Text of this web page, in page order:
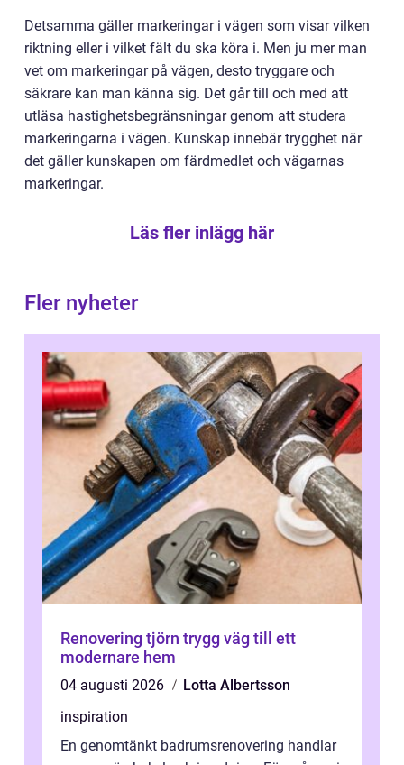
Detsamma gäller markeringar i vägen som visar vilken
riktning eller i vilket fält du ska köra i. Men ju mer man
vet om markeringar på vägen, desto tryggare och
säkrare kan man känna sig. Det går till och med att
utläsa hastighetsbegränsningar genom att studera
markeringarna i vägen. Kunskap innebär trygghet när
det gäller kunskapen om färdmedlet och vägarnas
markeringar.
Läs fler inlägg här
Fler nyheter
Renovering tjörn trygg väg till ett
modernare hem
04 augusti 2026
Lotta Albertsson
inspiration
En genomtänkt badrumsrenovering handlar